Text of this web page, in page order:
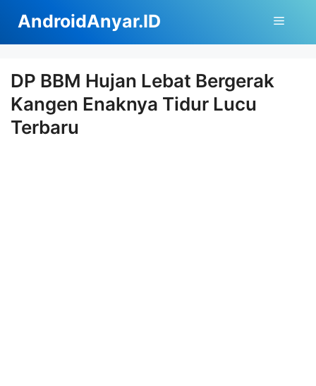
isi
AndroidAnyar.ID Menu
DP BBM Hujan Lebat Bergerak
Kangen Enaknya Tidur Lucu
Terbaru